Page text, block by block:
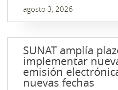
agosto 3, 2026
SUNAT amplía
implementar
emisión
nuevas fechas